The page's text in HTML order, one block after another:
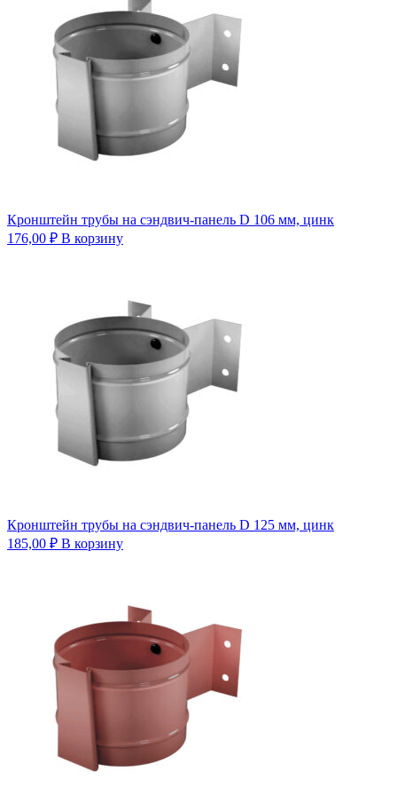
Кронштейн трубы на сэндвич-панель D 106 мм, цинк
176,00 ₽ В корзину
Кронштейн трубы на сэндвич-панель D 125 мм, цинк
185,00 ₽ В корзину